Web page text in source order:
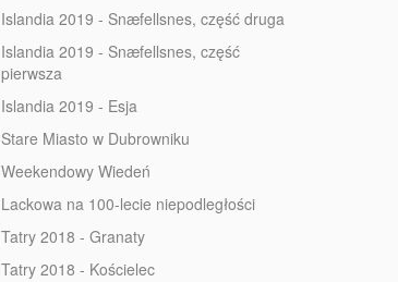
Islandia 2019 - Snæfellsnes, część druga
Islandia 2019 - Snæfellsnes, część
pierwsza
Islandia 2019 - Esja
Stare Miasto w Dubrowniku
Weekendowy Wiedeń
Lackowa na 100-lecie niepodległości
Tatry 2018 - Granaty
Tatry 2018 - Kościelec